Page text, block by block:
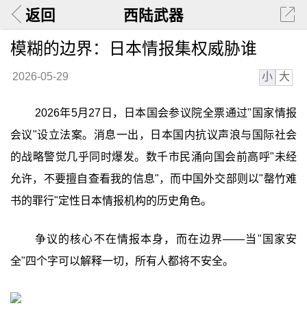
返回 西陆武器
模糊的边界：日本情报集权威胁谁
2026-05-29 小 大
2026年5月27日，日本国会参议院全票通过"国家情报
会议"设立法案。消息一出，日本国内抗议声浪与国际社会
的战略警觉几乎同时爆发。数千市民涌向国会前高呼"未经
允许，不要擅自查看我的信息"，而中国外交部则以"罄竹难
书的罪行"定性日本情报机构的历史角色。
争议的核心不在情报本身，而在边界——当"国家安
全"四个字可以解释一切，所有人都将不安全。